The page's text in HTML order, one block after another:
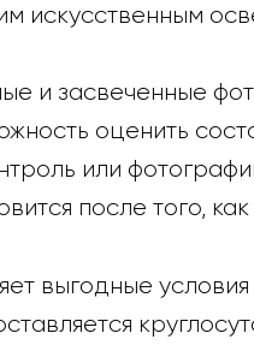
искусственным
и засвеченные
оценить
или
после того,
выгодные